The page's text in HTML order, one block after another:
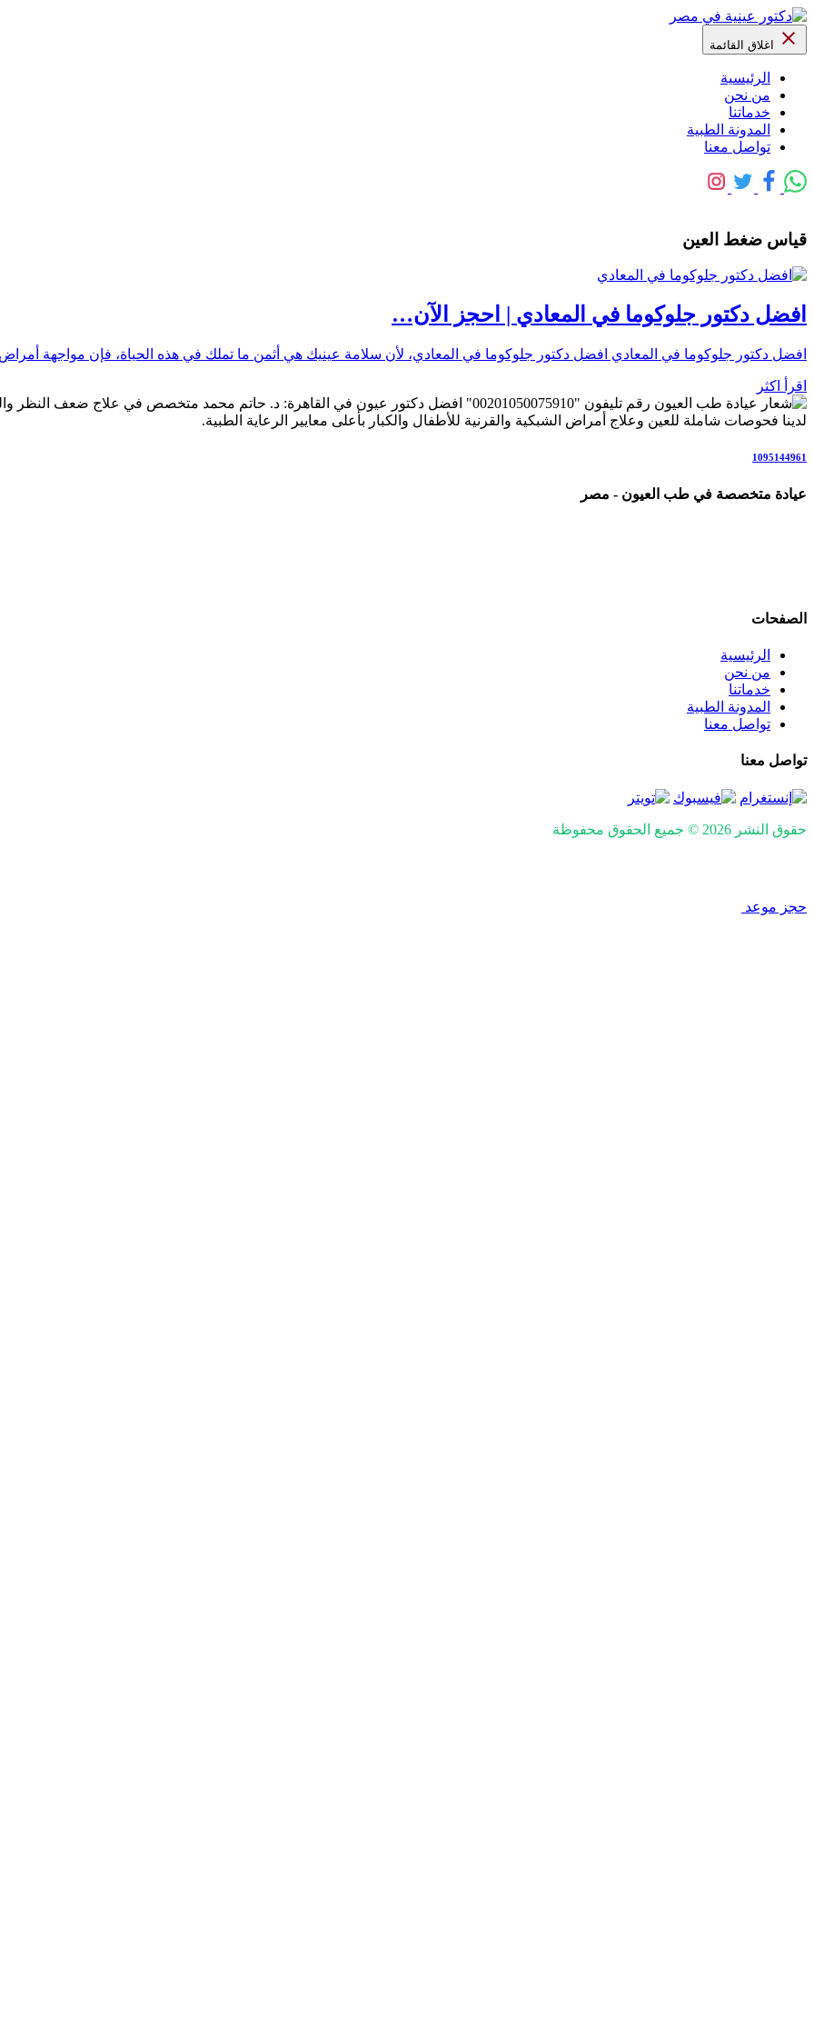
اغلاق القائمة
الرئيسية
من نحن
خدماتنا
المدونة الطبية
تواصل معنا
قياس ضغط العين
افضل دكتور جلوكوما في المعادي | احجز الآن…
افضل دكتور جلوكوما في المعادي افضل دكتور جلوكوما في المعادي، لأن سلامة عينيك هي أثمن ما تملك في هذه الحياة، فإن مواجهة
اقرأ اكثر
رقم تليفون "00201050075910" افضل دكتور عيون في القاهرة: د. حاتم محمد متخصص في علاج ضعف
لدينا فحوصات شاملة للعين وعلاج أمراض الشبكية والقرنية للأطفال والكبار بأعلى معايير الرعاية الطبية.
1095144961
عيادة متخصصة في طب العيون - مصر
الصفحات
الرئيسية
من نحن
خدماتنا
المدونة الطبية
تواصل معنا
تواصل معنا
حقوق النشر 2026 © جميع الحقوق محفوظة
حجز موعد